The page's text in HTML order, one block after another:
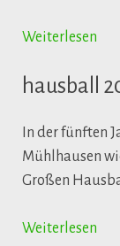
Weiterlesen
hausball
In der fünften
Mühlhausen
Großen
Weiterlesen